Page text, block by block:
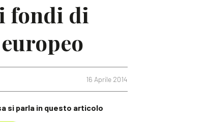
fondi di
16 Aprile 2014
si parla in questo articolo